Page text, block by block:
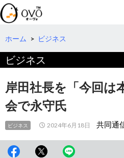
検
索
コ
テ
へ
動
ホーム > ビジネス
ビジネス
岸田社長を「今回は
会で永守氏
ビジネス 2024年6月18日 共同通